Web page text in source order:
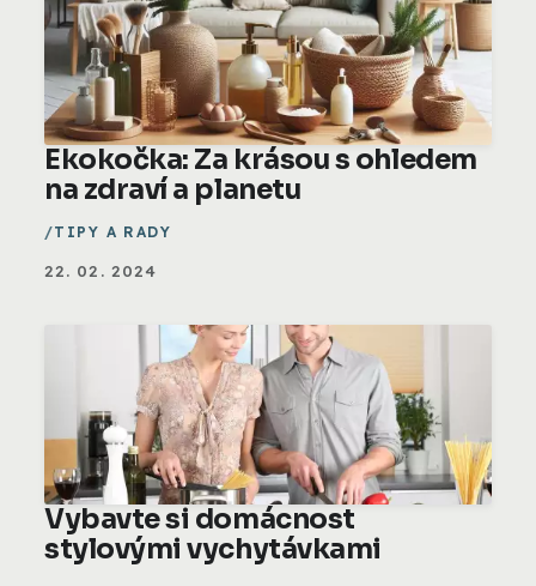
Ekokočka: Za krásou s ohledem
na zdraví a planetu
TIPY A RADY
22. 02. 2024
Vybavte si domácnost
stylovými vychytávkami